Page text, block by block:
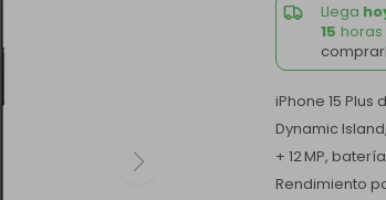
Llega
15 horas
iPhone 15 Plus
Dynamic
+ 12 MP,
Rendimiento